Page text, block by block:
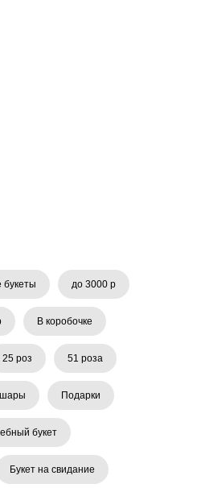
до 3000 р
В коробочке
25 роз 51 роза
Подарки
букет
Букет на свидание